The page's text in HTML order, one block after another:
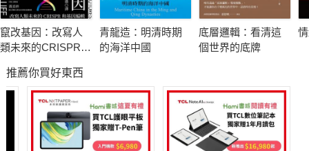
抹自己的行動中找到出口：『無理性』的經驗生產出所有的心理
學及心理學自身的可能性；醫學思想當中的死亡整合作用生產出
一種醫學，讓它自己成為個體的科學。
傅柯自《古典時代的瘋狂史》開啟知識考古學後，《臨床的
誕生》不僅延續更深入考察話語結構，同時也預示了下一部著作
《詞與物》。
竄改基因：改寫人
類未來的CRISPR和
青龍造：明清時期
的海洋中國
底層邏輯：看清這
個世界的底牌
推薦你買好東西